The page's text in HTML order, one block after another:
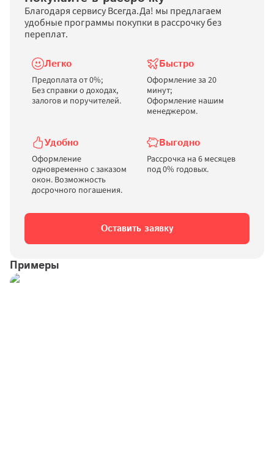
Благодаря сервису Всегда.Да! мы предлагаем
удобные программы покупки в рассрочку без
переплат.
Легко
Предоплата от 0%;
Без справки о доходах,
залогов и поручителей.
Быстро
Оформление за 20
минут;
Оформление нашим
менеджером.
Удобно
Оформление
одновременно с заказом
окон. Возможность
досрочного погашения.
Выгодно
Рассрочка на 6 месяцев
Оставить заявку
Примеры